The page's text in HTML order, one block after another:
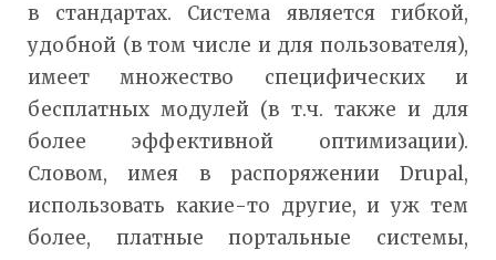
в стандартах. Система является гибкой,
удобной (в том числе и для пользователя),
имеет множество специфических и
бесплатных модулей (в т.ч. также и для
более эффективной оптимизации).
Словом, имея в распоряжении Drupal,
использовать какие-то другие, и уж тем
более, платные портальные системы,